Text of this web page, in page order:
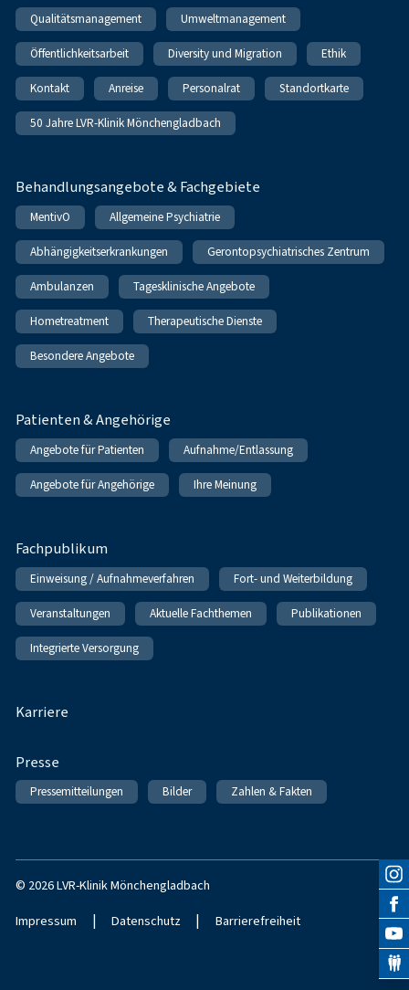
Qualitätsmanagement Umweltmanagement
Öffentlichkeitsarbeit Diversity und Migration Ethik
Kontakt Anreise Personalrat Standortkarte
50 Jahre LVR-Klinik Mönchengladbach
Behandlungsangebote & Fachgebiete
MentivO Allgemeine Psychiatrie
Abhängigkeitserkrankungen Gerontopsychiatrisches Zentrum
Ambulanzen Tagesklinische Angebote
Hometreatment Therapeutische Dienste
Besondere Angebote
Patienten & Angehörige
Angebote für Patienten Aufnahme/Entlassung
Angebote für Angehörige Ihre Meinung
Fachpublikum
Einweisung / Aufnahmeverfahren Fort- und Weiterbildung
Veranstaltungen Aktuelle Fachthemen Publikationen
Integrierte Versorgung
Karriere
Presse
Pressemitteilungen Bilder Zahlen & Fakten
© 2026 LVR-Klinik Mönchengladbach
Impressum | Datenschutz | Barrierefreiheit